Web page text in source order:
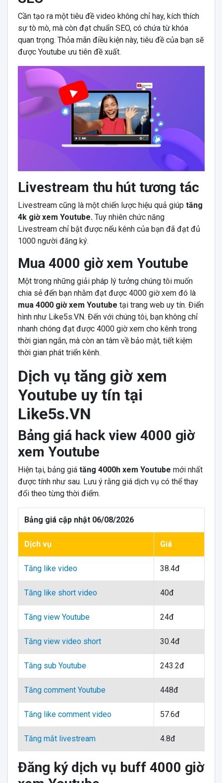
Cần tạo ra một tiêu đề video không chỉ hay, kích thích
sự tò mò, mà còn đạt chuẩn SEO, có chứa từ khóa
quan trọng. Thỏa mãn điều kiện này, tiêu đề của bạn sẽ
được Youtube ưu tiên đề xuất.
Livestream thu hút tương tác
Livestream cũng là một chiến lược hiệu quả giúp tăng
4k giờ xem Youtube. Tuy nhiên chức năng
Livestream chỉ bật được nếu kênh của bạn đã đạt đủ
1000 người đăng ký.
Mua 4000 giờ xem Youtube
Một trong những giải pháp lý tưởng chúng tôi muốn
chia sẻ đến bạn nhằm đạt được 4000 giờ xem đó là
mua 4000 giờ xem Youtube tại trang web uy tín. Điển
hình như Like5s.VN. Đến với chúng tôi, bạn không chỉ
nhanh chóng đạt được 4000 giờ xem cho kênh trong
thời gian ngắn, mà còn an tâm về bảo mật, tiết kiệm
thời gian phát triển kênh.
Dịch vụ tăng giờ xem
Youtube uy tín tại
Like5s.VN
Bảng giá hack view 4000 giờ
xem Youtube
Hiện tại, bảng giá tăng 4000h xem Youtube mới nhất
được tính như sau. Lưu ý rằng giá dịch vụ có thể thay
đổi theo từng thời điểm.
Bảng giá cập nhật 06/08/2026
Dịch vụ Giá
Tăng like video 38.4đ
Tăng like short video 40đ
Tăng view Youtube 24đ
Tăng view video short 30.4đ
Tăng sub Youtube 243.2đ
Tăng comment Youtube 448đ
Tăng like comment video 57.6đ
Tăng mắt livestream 4.8đ
Đăng ký dịch vụ buff 4000 giờ